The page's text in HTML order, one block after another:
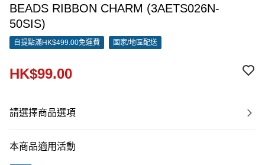
BEADS RIBBON CHARM (3AETS026N-
50SIS)
自提點滿HK$499.00免運費 國家/地區配送
HK$99.00
請選擇商品選項
本商品適用活動